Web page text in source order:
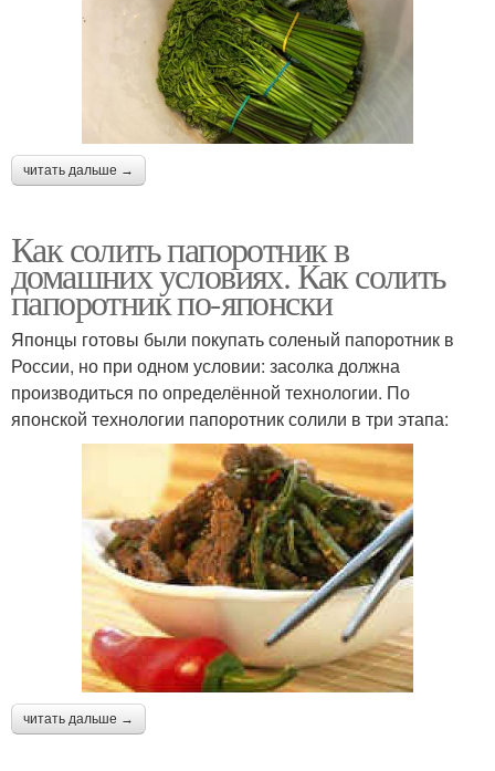
читать дальше →
Как солить папоротник в
домашних условиях. Как солить
папоротник по-японски
Японцы готовы были покупать соленый папоротник в
России, но при одном условии: засолка должна
производиться по определённой технологии. По
японской технологии папоротник солили в три этапа:
читать дальше →